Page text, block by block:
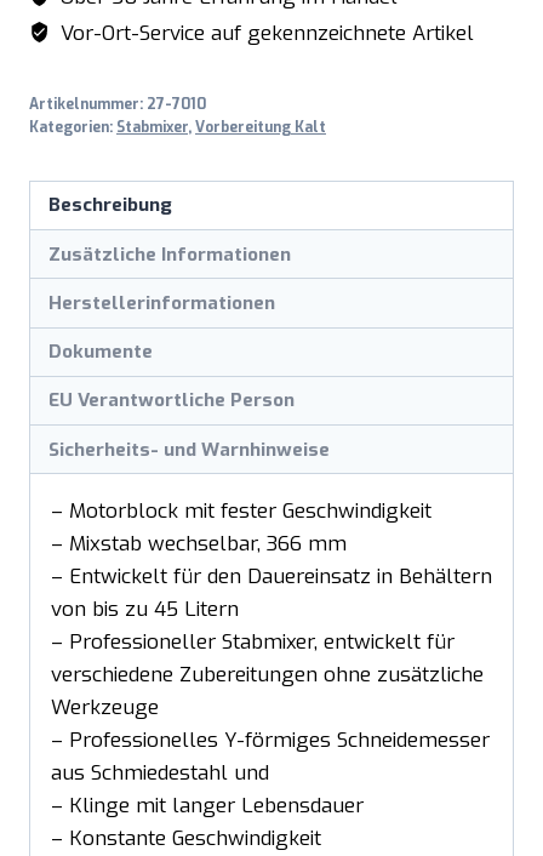
Vor-Ort-Service auf gekennzeichnete Artikel
Artikelnummer: 27-7010
Kategorien: Stabmixer,Vorbereitung Kalt
Beschreibung
Zusätzliche Informationen
Herstellerinformationen
Dokumente
EU Verantwortliche Person
Sicherheits- und Warnhinweise
– Motorblock mit fester Geschwindigkeit
– Mixstab wechselbar, 366 mm
– Entwickelt für den Dauereinsatz in Behältern
von bis zu 45 Litern
– Professioneller Stabmixer, entwickelt für
verschiedene Zubereitungen ohne zusätzliche
Werkzeuge
– Professionelles Y-förmiges Schneidemesser
aus Schmiedestahl und
– Klinge mit langer Lebensdauer
– Konstante Geschwindigkeit